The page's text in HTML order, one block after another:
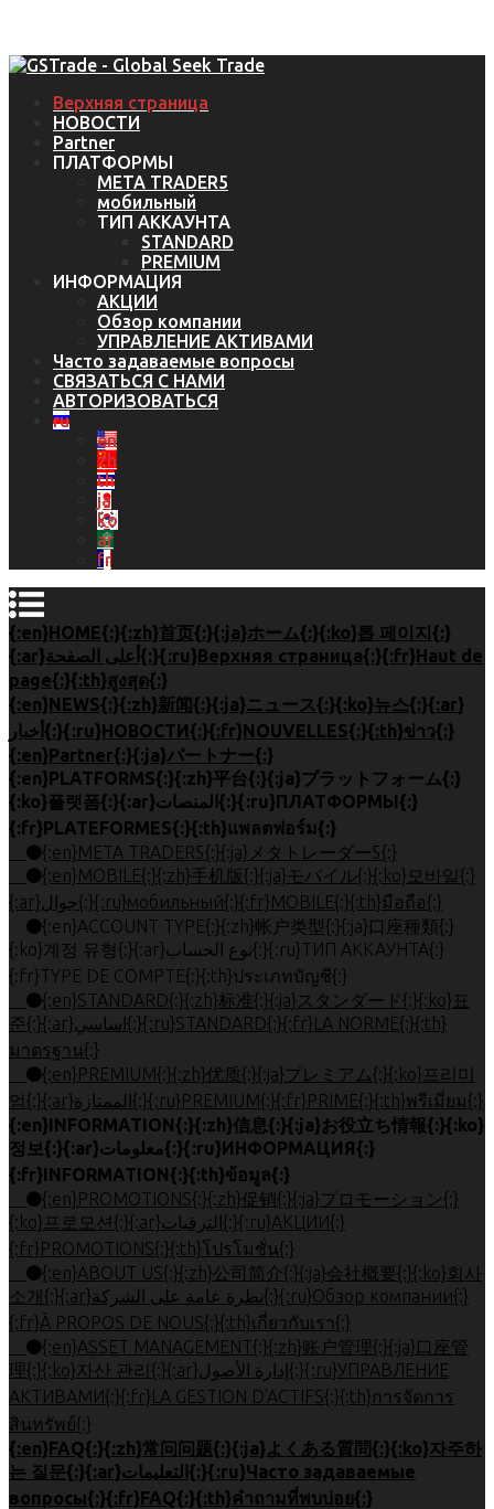
Верхняя страница
НОВОСТИ
Partner
ПЛАТФОРМЫ
META TRADER5
мобильный
ТИП АККАУНТА
STANDARD
PREMIUM
ИНФОРМАЦИЯ
АКЦИИ
Обзор компании
УПРАВЛЕНИЕ АКТИВАМИ
Часто задаваемые вопросы
СВЯЗАТЬСЯ С НАМИ
АВТОРИЗОВАТЬСЯ
ru
en
zh
th
ja
ko
ar
fr
{:en}HOME{:}{:zh}首页{:}{:ja}ホーム{:}{:ko}톱 페이지{:}
{:ar}أعلى الصفحة{:}{:ru}Верхняя страница{:}{:fr}Haut de
page{:}{:th}สูงสุด{:}
{:en}NEWS{:}{:zh}新闻{:}{:ja}ニュース{:}{:ko}뉴스{:}{:ar}
أخبار{:}{:ru}НОВОСТИ{:}{:fr}NOUVELLES{:}{:th}ข่าว{:}
{:en}Partner{:}{:ja}パートナー{:}
{:en}PLATFORMS{:}{:zh}平台{:}{:ja}プラットフォーム{:}
{:ko}플랫폼{:}{:ar}المنصات{:}{:ru}ПЛАТФОРМЫ{:}
{:fr}PLATEFORMES{:}{:th}แพลตฟอร์ม{:}
{:en}META TRADER5{:}{:ja}メタトレーダー5{:}
{:en}MOBILE{:}{:zh}手机版{:}{:ja}モバイル{:}{:ko}모바일{:}
{:ar}جوال{:}{:ru}мобильный{:}{:fr}MOBILE{:}{:th}มือถือ{:}
{:en}ACCOUNT TYPE{:}{:zh}帐户类型{:}{:ja}口座種類{:}
{:ko}계정 유형{:}{:ar}نوع الحساب{:}{:ru}ТИП АККАУНТА{:}
{:fr}TYPE DE COMPTE{:}{:th}ประเภทบัญชี{:}
{:en}STANDARD{:}{:zh}标准{:}{:ja}スタンダード{:}{:ko}표
준{:}{:ar}اساسي{:}{:ru}STANDARD{:}{:fr}LA NORME{:}{:th}
มาตรฐาน{:}
{:en}PREMIUM{:}{:zh}优质{:}{:ja}プレミアム{:}{:ko}프리미
엄{:}{:ar}الممتازة{:}{:ru}PREMIUM{:}{:fr}PRIME{:}{:th}พรีเมี่ยม{:}
{:en}INFORMATION{:}{:zh}信息{:}{:ja}お役立ち情報{:}{:ko}
정보{:}{:ar}معلومات{:}{:ru}ИНФОРМАЦИЯ{:}
{:fr}INFORMATION{:}{:th}ข้อมูล{:}
{:en}PROMOTIONS{:}{:zh}促销{:}{:ja}プロモーション{:}
{:ko}프로모션{:}{:ar}الترقيات{:}{:ru}АКЦИИ{:}
{:fr}PROMOTIONS{:}{:th}โปรโมชั่น{:}
{:en}ABOUT US{:}{:zh}公司简介{:}{:ja}会社概要{:}{:ko}회사
소개{:}{:ar}نظرة عامة على الشركة{:}{:ru}Обзор компании{:}
{:fr}À PROPOS DE NOUS{:}{:th}เกี่ยวกับเรา{:}
{:en}ASSET MANAGEMENT{:}{:zh}账户管理{:}{:ja}口座管
理{:}{:ko}자산 관리{:}{:ar}إدارة الأصول{:}{:ru}УПРАВЛЕНИЕ
АКТИВАМИ{:}{:fr}LA GESTION D'ACTIFS{:}{:th}การจัดการ
สินทรัพย์{:}
{:en}FAQ{:}{:zh}常问问题{:}{:ja}よくある質問{:}{:ko}자주하
는 질문{:}{:ar}التعليمات{:}{:ru}Часто задаваемые
вопросы{:}{:fr}FAQ{:}{:th}คำถามที่พบบ่อย{:}